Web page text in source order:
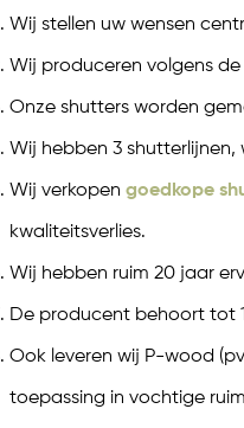
Wij stellen uw wensen
Wij produceren volgens
Onze shutters worden
Wij hebben 3
Wij verkopen goedkope
kwaliteitsverlies.
Wij hebben ruim 20 jaar
De producent behoort tot
Ook leveren wij P-wood
toepassing in vochtige